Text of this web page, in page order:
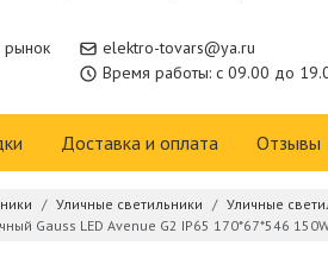
рынок
elektro-tovars@ya.ru
Время работы: с 09.00 до
Доставка и оплата Отзывы
Уличные светильники
Уличные
Gauss LED Avenue G2 IP65 170*67*546